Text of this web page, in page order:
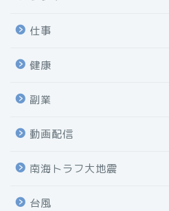
仕事
健康
副業
動画配信
南海トラフ大地震
台風